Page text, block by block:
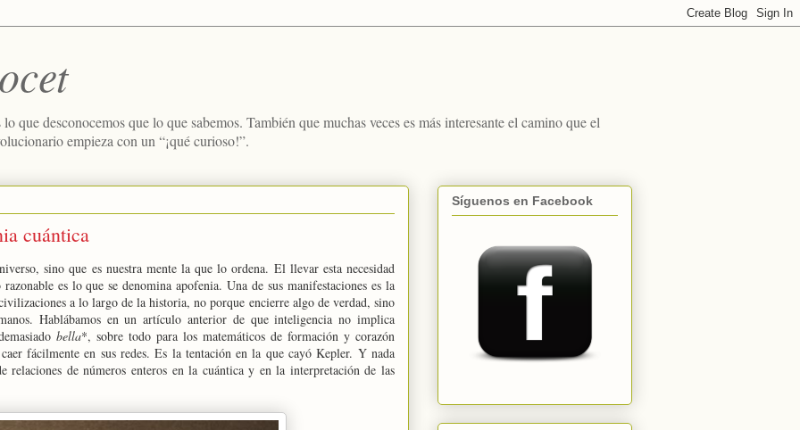
que desconocemos que lo que sabemos. También que muchas veces es más interesante el camino que el
empieza con un “¡qué curioso!”.
cuántica
sino que es nuestra mente la que lo ordena. El llevar esta necesidad
es lo que se denomina apofenia. Una de sus manifestaciones es la
a lo largo de la historia, no porque encierre algo de verdad, sino
Hablábamos en un artículo anterior de que inteligencia no implica
bella*, sobre todo para los matemáticos de formación y corazón
fácilmente en sus redes. Es la tentación en la que cayó Kepler. Y nada
relaciones de números enteros en la cuántica y en la interpretación de las
Síguenos en Facebook